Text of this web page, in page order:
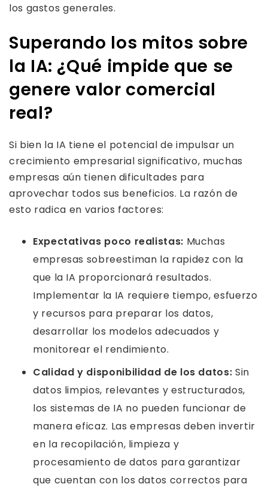
los gastos generales.
Superando los mitos sobre
la IA: ¿Qué impide que se
genere valor comercial
real?
Si bien la IA tiene el potencial de impulsar un
crecimiento empresarial significativo, muchas
empresas aún tienen dificultades para
aprovechar todos sus beneficios. La razón de
esto radica en varios factores:
Expectativas poco realistas: Muchas
empresas sobreestiman la rapidez con la
que la IA proporcionará resultados.
Implementar la IA requiere tiempo, esfuerzo
y recursos para preparar los datos,
desarrollar los modelos adecuados y
monitorear el rendimiento.
Calidad y disponibilidad de los datos: Sin
datos limpios, relevantes y estructurados,
los sistemas de IA no pueden funcionar de
manera eficaz. Las empresas deben invertir
en la recopilación, limpieza y
procesamiento de datos para garantizar
que cuentan con los datos correctos para